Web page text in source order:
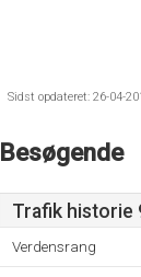
Sidst opdateret: 26-04-
Besøgende
Trafik historie
Verdensrang